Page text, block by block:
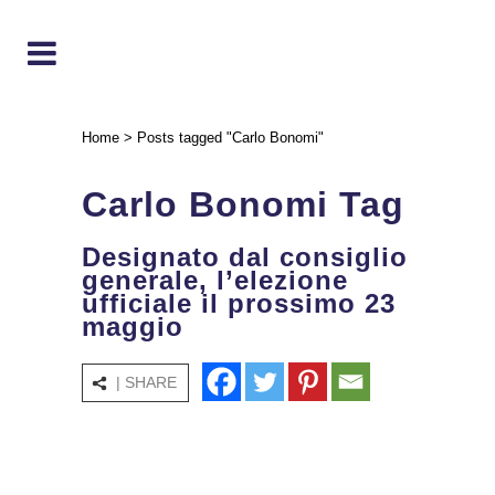
Home > Posts tagged "Carlo Bonomi"
Carlo Bonomi Tag
Designato dal consiglio
generale, l’elezione
ufficiale il prossimo 23
maggio
| SHARE